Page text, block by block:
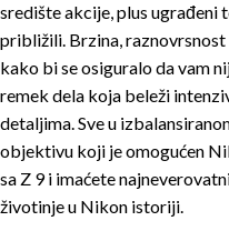
središte akcije, plus ugrađeni
približili. Brzina,
kako bi se osiguralo da vam
remek dela koja beleži
detaljima. Sve u
objektivu koji je omogućen
sa Z 9 i imaćete
životinje u Nikon istoriji.